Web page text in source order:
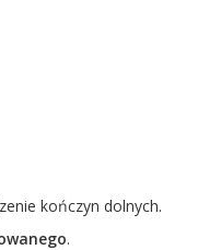
kończyn dolnych.
.